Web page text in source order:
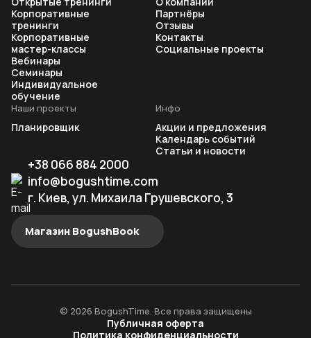
Корпоративные
тренинги
Корпоративные
мастер-классы
Вебинары
Семинары
Индивидуальное
обучение
Наши проекты
Планировщик
Инфо
Акции и предложения
Календарь событий
Статьи и новости
Партнёры
Отзывы
Контакты
Социальные проекты
+38 066 884 2000
info@bogushtime.com
г. Киев, ул. Михаила Грушевского, 3
Магазин BogushBook
© 2026 BogushTime. Все права защищены
Публичная оферта
Политика конфиденциальности